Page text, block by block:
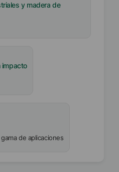
y madera de
impacto
de aplicaciones